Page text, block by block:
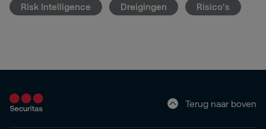
Risk Intelligence Dreigingen Risico's
Terug naar boven